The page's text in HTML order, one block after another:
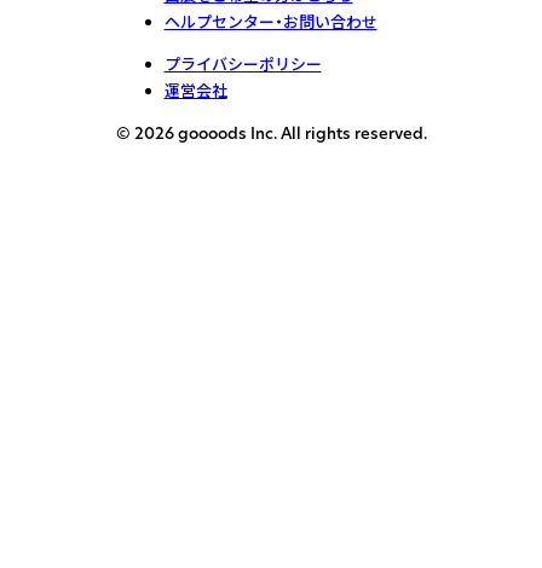
ヘルプセンター・お問い合わせ
プライバシーポリシー
運営会社
© 2026 goooods Inc. All rights reserved.